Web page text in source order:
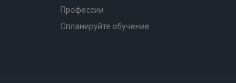
Профессии
Спланируйте обучение